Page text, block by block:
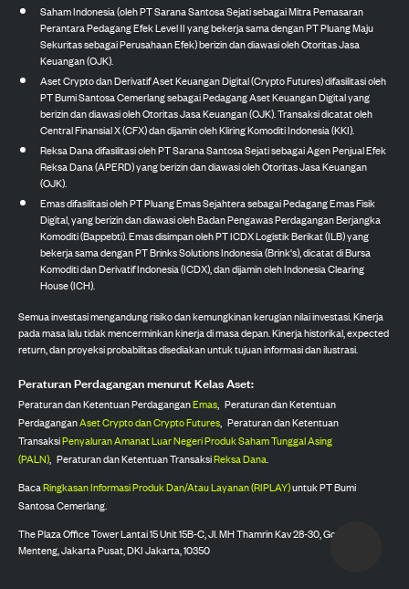
Saham Indonesia (oleh PT Sarana Santosa Sejati sebagai Mitra Pemasaran
Perantara Pedagang Efek Level II yang bekerja sama dengan PT Pluang Maju
Sekuritas sebagai Perusahaan Efek) berizin dan diawasi oleh Otoritas Jasa
Keuangan (OJK).
Aset Crypto dan Derivatif Aset Keuangan Digital (Crypto Futures) difasilitasi oleh
PT Bumi Santosa Cemerlang sebagai Pedagang Aset Keuangan Digital yang
berizin dan diawasi oleh Otoritas Jasa Keuangan (OJK). Transaksi dicatat oleh
Central Finansial X (CFX) dan dijamin oleh Kliring Komoditi Indonesia (KKI).
Reksa Dana difasilitasi oleh PT Sarana Santosa Sejati sebagai Agen Penjual Efek
Reksa Dana (APERD) yang berizin dan diawasi oleh Otoritas Jasa Keuangan
(OJK).
Emas difasilitasi oleh PT Pluang Emas Sejahtera sebagai Pedagang Emas Fisik
Digital, yang berizin dan diawasi oleh Badan Pengawas Perdagangan Berjangka
Komoditi (Bappebti). Emas disimpan oleh PT ICDX Logistik Berikat (ILB) yang
bekerja sama dengan PT Brinks Solutions Indonesia (Brink's), dicatat di Bursa
Komoditi dan Derivatif Indonesia (ICDX), dan dijamin oleh Indonesia Clearing
House (ICH).
Semua investasi mengandung risiko dan kemungkinan kerugian nilai investasi. Kinerja
pada masa lalu tidak mencerminkan kinerja di masa depan. Kinerja historikal, expected
return, dan proyeksi probabilitas disediakan untuk tujuan informasi dan ilustrasi.
Peraturan Perdagangan menurut Kelas Aset:
Peraturan dan Ketentuan PerdaganganEmas, Peraturan dan Ketentuan
PerdaganganAset Crypto dan Crypto Futures, Peraturan dan Ketentuan
TransaksiPenyaluran Amanat Luar Negeri Produk Saham Tunggal Asing
(PALN), Peraturan dan Ketentuan TransaksiReksa Dana.
BacaRingkasan Informasi Produk Dan/Atau Layanan (RIPLAY)untuk PT Bumi
Santosa Cemerlang.
The Plaza Office Tower Lantai 15 Unit 15B-C, Jl. MH Thamrin Kav 28-30, Gondangdia,
Menteng, Jakarta Pusat, DKI Jakarta, 10350